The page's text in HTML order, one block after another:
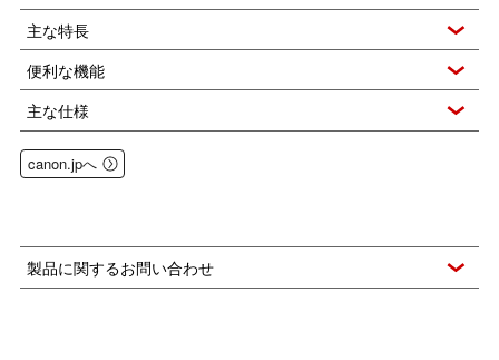
主な特長
便利な機能
主な仕様
canon.jpへ
製品に関するお問い合わせ